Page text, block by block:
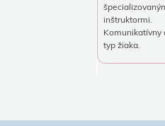
inštruktormi.
Komunikatívny
typ žiaka.